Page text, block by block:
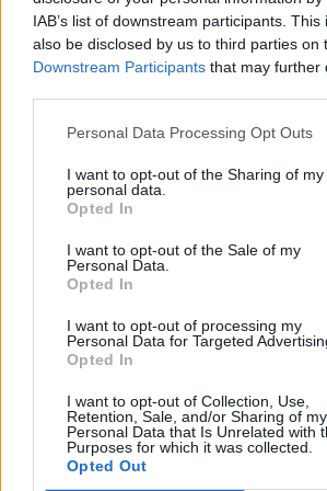
IAB’s list of downstream participants.
also be disclosed by us to third parties on
Downstream Participants that may further
Personal Data Processing Opt Outs
I want to opt-out of the Sharing of my
personal data.
Opted In
I want to opt-out of the Sale of my
Personal Data.
Opted In
I want to opt-out of processing my
Personal Data for Targeted
Opted In
I want to opt-out of Collection, Use,
Retention, Sale, and/or Sharing of my
Personal Data that Is Unrelated with
Purposes for which it was collected.
Opted Out
Marosvásárhelyen tartják, amikor
levetítik a produkciót.
BÖLÖNI LÁSZLÓ